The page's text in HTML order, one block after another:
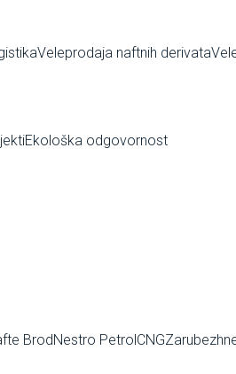
Veleprodaja naftnih derivata
Ekološka odgovornost
BrodNestro PetrolCNG